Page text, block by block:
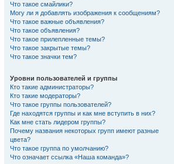
Что такое смайлики?
Могу ли я добавлять изображения к сообщениям?
Что такое важные объявления?
Что такое объявления?
Что такое прилепленные темы?
Что такое закрытые темы?
Что такое значки тем?
Уровни пользователей и группы
Кто такие администраторы?
Кто такие модераторы?
Что такое группы пользователей?
Где находятся группы и как мне вступить в них?
Как мне стать лидером группы?
Почему названия некоторых групп имеют разные
цвета?
Что такое группа по умолчанию?
Что означает ссылка «Наша команда»?